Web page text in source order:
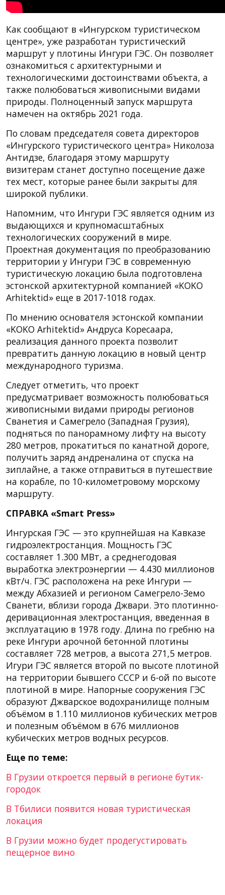
Как сообщают в «Ингурском туристическом
центре», уже разработан туристический
маршрут у плотины Ингури ГЭС. Он позволяет
ознакомиться с архитектурными и
технологическими достоинствами объекта, а
также полюбоваться живописными видами
природы. Полноценный запуск маршрута
намечен на октябрь 2021 года.
По словам председателя совета директоров
«Ингурского туристического центра» Николоза
Антидзе, благодаря этому маршруту
визитерам станет доступно посещение даже
тех мест, которые ранее были закрыты для
широкой публики.
Напомним, что Ингури ГЭС является одним из
выдающихся и крупномасштабных
технологических сооружений в мире.
Проектная документация по преобразованию
территории у Ингури ГЭС в современную
туристическую локацию была подготовлена
эстонской архитектурной компанией «KOKO
Arhitektid» еще в 2017-1018 годах.
По мнению основателя эстонской компании
«KOKO Arhitektid» Андруса Коресаара,
реализация данного проекта позволит
превратить данную локацию в новый центр
международного туризма.
Следует отметить, что проект
предусматривает возможность полюбоваться
живописными видами природы регионов
Сванетия и Самегрело (Западная Грузия),
подняться по панорамному лифту на высоту
280 метров, прокатиться по канатной дороге,
получить заряд андреналина от спуска на
зиплайне, а также отправиться в путешествие
на корабле, по 10-километровому морскому
маршруту.
СПРАВКА «Smart Press»
Ингурская ГЭС — это крупнейшая на Кавказе
гидроэлектростанция. Мощность ГЭС
составляет 1.300 МВт, а среднегодовая
выработка электроэнергии — 4.430 миллионов
кВт/ч. ГЭС расположена на реке Ингури —
между Абхазией и регионом Самегрело-Земо
Сванети, вблизи города Джвари. Это плотинно-
деривационная электростанция, введенная в
эксплуатацию в 1978 году. Длина по гребню на
реке Ингури арочной бетонной плотины
составляет 728 метров, а высота 271,5 метров.
Игури ГЭС является второй по высоте плотиной
на территории бывшего СССР и 6-ой по высоте
плотиной в мире. Напорные сооружения ГЭС
образуют Джварское водохранилище полным
объёмом в 1.110 миллионов кубических метров
и полезным объёмом в 676 миллионов
кубических метров водных ресурсов.
Еще по теме:
В Грузии откроется первый в регионе бутик-
городок
В Тбилиси появится новая туристическая
локация
В Грузии можно будет продегустировать
пещерное вино